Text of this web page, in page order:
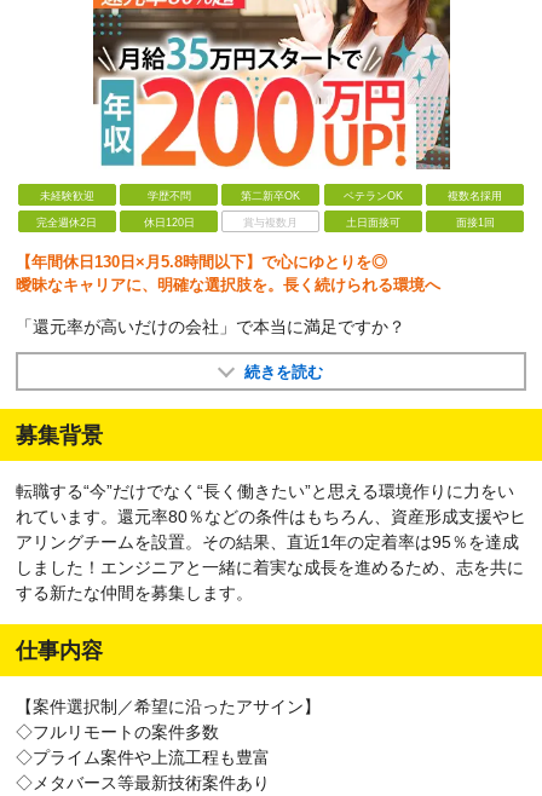
未経験歓迎 学歴不問 第二新卒OK ベテランOK 複数名採用
完全週休2日 休日120日 賞与複数月 土日面接可 面接1回
【年間休日130日×月5.8時間以下】で心にゆとりを◎
曖昧なキャリアに、明確な選択肢を。長く続けられる環境へ
「還元率が高いだけの会社」で本当に満足ですか？
続きを読む
募集背景
転職する“今”だけでなく“長く働きたい”と思える環境作りに力をい
れています。還元率80％などの条件はもちろん、資産形成支援やヒ
アリングチームを設置。その結果、直近1年の定着率は95％を達成
しました！エンジニアと一緒に着実な成長を進めるため、志を共に
する新たな仲間を募集します。
仕事内容
【案件選択制／希望に沿ったアサイン】
◇フルリモートの案件多数
◇プライム案件や上流工程も豊富
◇メタバース等最新技術案件あり